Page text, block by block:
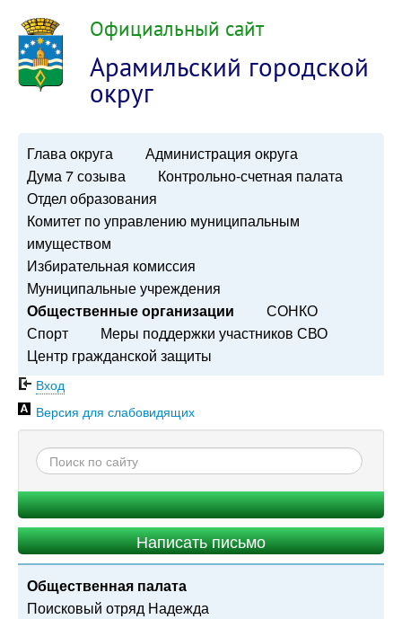
Официальный сайт
Арамильский городской
округ
Глава округа
Администрация округа
Дума 7 созыва
Контрольно-счетная палата
Отдел образования
Комитет по управлению муниципальным
имуществом
Избирательная комиссия
Муниципальные учреждения
Общественные организации
СОНКО
Спорт
Меры поддержки участников СВО
Центр гражданской защиты
Вход
Версия для слабовидящих
Написать письмо
Общественная палата
Поисковый отряд Надежда